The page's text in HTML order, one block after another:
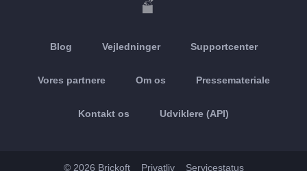
Blog Vejledninger Supportcenter
Vores partnere Om os Pressemateriale
Kontakt os Udviklere (API)
© 2026 Brickoft Privatliv Servicestatus